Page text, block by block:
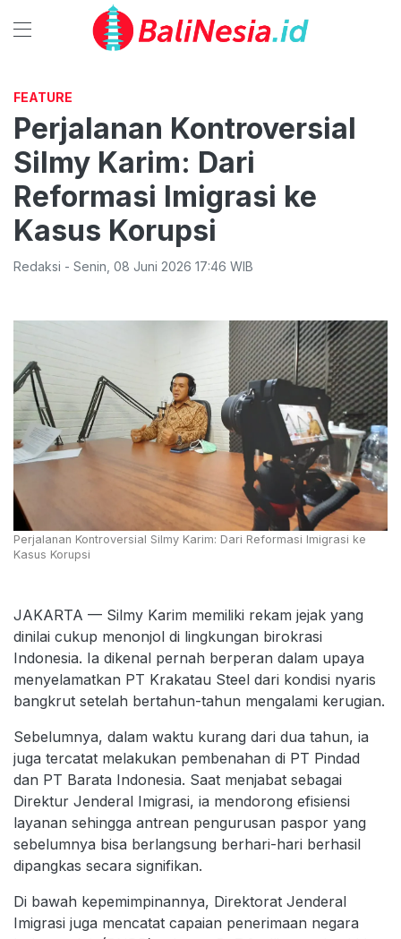
FEATURE
Perjalanan Kontroversial
Silmy Karim: Dari
Reformasi Imigrasi ke
Kasus Korupsi
Redaksi - Senin 08 Juni 2026 17:46 WIB
Perjalanan Kontroversial Silmy Karim: Dari Reformasi Imigrasi ke
Kasus Korupsi
JAKARTA — Silmy Karim memiliki rekam jejak yang
dinilai cukup menonjol di lingkungan birokrasi
Indonesia. Ia dikenal pernah berperan dalam upaya
menyelamatkan PT Krakatau Steel dari kondisi nyaris
bangkrut setelah bertahun-tahun mengalami kerugian.
Sebelumnya, dalam waktu kurang dari dua tahun, ia
juga tercatat melakukan pembenahan di PT Pindad
dan PT Barata Indonesia. Saat menjabat sebagai
Direktur Jenderal Imigrasi, ia mendorong efisiensi
layanan sehingga antrean pengurusan paspor yang
sebelumnya bisa berlangsung berhari-hari berhasil
dipangkas secara signifikan.
Di bawah kepemimpinannya, Direktorat Jenderal
Imigrasi juga mencatat capaian penerimaan negara